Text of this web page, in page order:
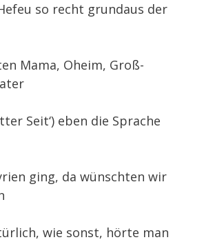
so recht grundaus der
Mama, Oheim, Groß-
Seit‘) eben die Sprache
ging, da wünschten wir
wie sonst, hörte man